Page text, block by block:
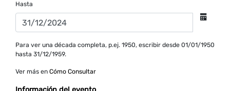
Hasta
Para ver una década completa, p.ej. 1950, escribir desde 01/01/1950
hasta 31/12/1959.
Ver más en Cómo Consultar